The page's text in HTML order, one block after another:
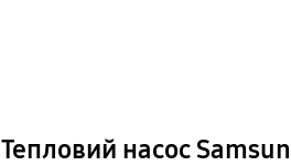
Тепловий насос